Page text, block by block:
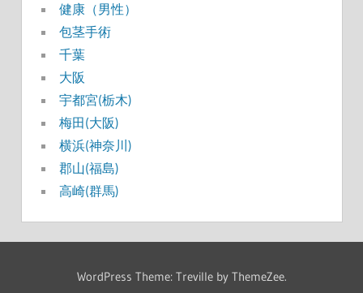
健康（男性）
包茎手術
千葉
大阪
宇都宮(栃木)
梅田(大阪)
横浜(神奈川)
郡山(福島)
高崎(群馬)
WordPress Theme: Treville by ThemeZee.